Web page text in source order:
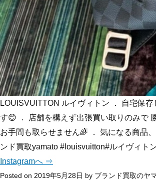
LOUISVUITTON ルイヴィトン ． 自宅保
す😊 ． 店舗を構えず出張買い取りのみで
お手間も取らせません🌈 ． 気になる商品
ンド買取yamato #louisvuitton#ルイヴィト
Instagramへ ⇒
Posted on 2019年5月28日 by ブランド買取のヤ